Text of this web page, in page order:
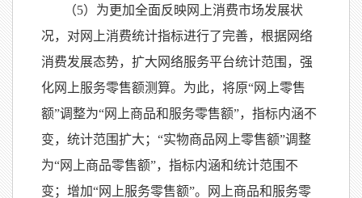
（5）为更加全面反映网上消费市场发展状
况，对网上消费统计指标进行了完善，根据网络
消费发展态势，扩大网络服务平台统计范围，强
化网上服务零售额测算。为此，将原“网上零售
额”调整为“网上商品和服务零售额”，指标内涵不
变，统计范围扩大；“实物商品网上零售额”调整
为“网上商品零售额”，指标内涵和统计范围不
变；增加“网上服务零售额”。网上商品和服务零